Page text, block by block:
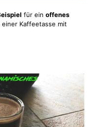
für ein offenes
einer Kaffeetasse mit